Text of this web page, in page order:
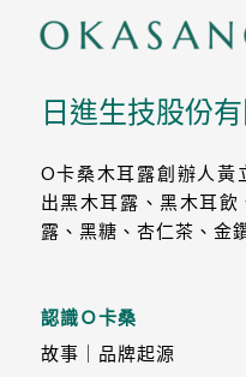
日進生技股份
O卡桑木耳露創辦人黃
出黑木耳露、黑木耳
露、黑糖、杏仁茶、金
認識Ｏ卡桑
故事｜品牌起源